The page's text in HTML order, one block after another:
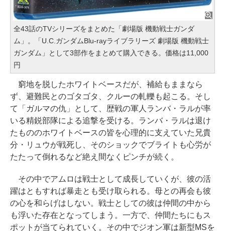
全43話のTVシリーズをまとめた「劇場版 機動戦士ガンダ
ム」。「U.C.ガンダムBlu-rayライブラリーズ 劇場版 機動戦士
ガンダム」として3部作をまとめて購入できる。価格は11,000
円
窮地を脱したホワイトベースだが、補給もままなら
ず、避難民とのゴタゴタ、クルーの軋轢も起こる。そし
て「ガルマの仇」として、歴戦の軍人ランバ・ラルが率
いる精鋭部隊による追撃を受ける。ランバ・ラルは退け
たもののホワイトベースの皆を心理的に支えていた兄貴
分・リュウが戦死し、そのショックでブライトも心労が
たたって倒れるなど絶え間なくピンチが続く。
その中でアムロは戦士として成長していくが、彼の活
躍はともすれば暴走とも受け取られる。母との再会も彼
の心を和らげはしない。戦士としての彼は仲間の中から
も浮いた存在となってしまう。一方で、仲間たちにもス
ポットが当てられていく。その中でジオン軍は新型MSを